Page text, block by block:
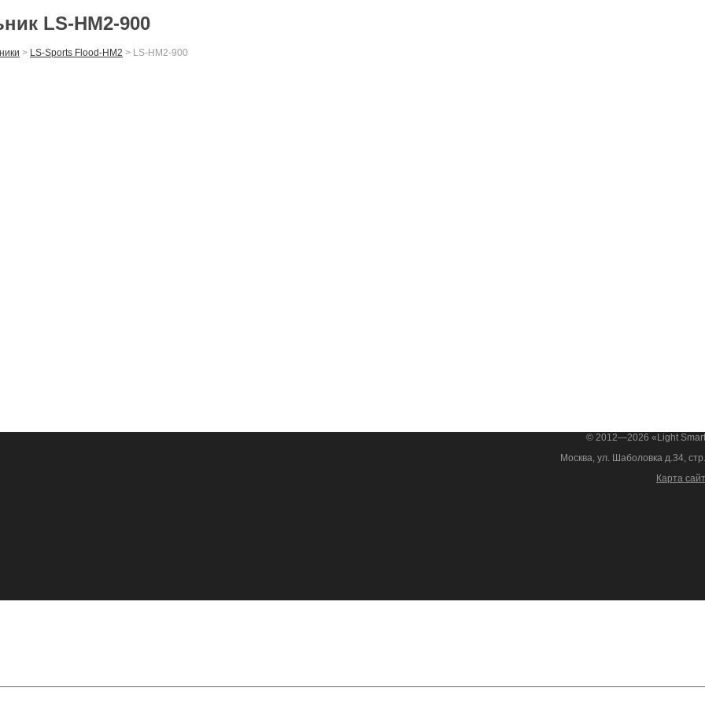
LS-HM2-900
> LS-Sports Flood-HM2 > LS-HM2-900
© 2012—2026 «Light
Москва, ул. Шаболовка д.34,
Карта